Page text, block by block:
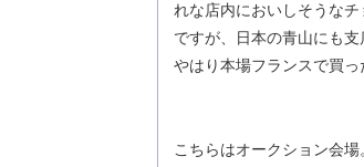
れな店内においしそうな
ですが、日本の青山にも支
やはり本場フランスで買っ
こちらはオークション会